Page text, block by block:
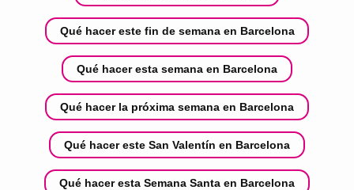
Qué hacer este fin de semana en Barcelona
Qué hacer esta semana en Barcelona
Qué hacer la próxima semana en Barcelona
Qué hacer este San Valentín en Barcelona
Qué hacer esta Semana Santa en Barcelona